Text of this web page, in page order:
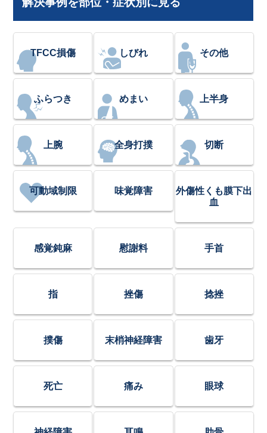
TFCC損傷 しびれ その他
ふらつき めまい 上半身
上腕 全身打撲 切断
可動域制限 味覚障害
外傷性くも膜下出
血
感覚鈍麻 慰謝料 手首
指 挫傷 捻挫
撲傷 末梢神経障害 歯牙
死亡 痛み 眼球